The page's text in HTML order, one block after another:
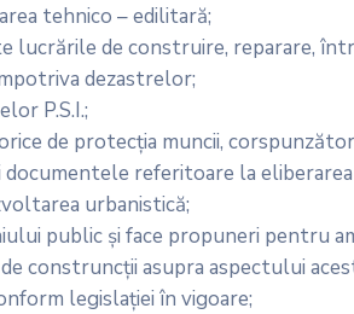
tehnico – edilitară;
lucrările de construire, reparare,
dezastrelor;
P.S.I.;
de protecția muncii,
referitoare la
urbanistică;
public și face propuneri pentru
construncții asupra aspectului
legislației în vigoare;